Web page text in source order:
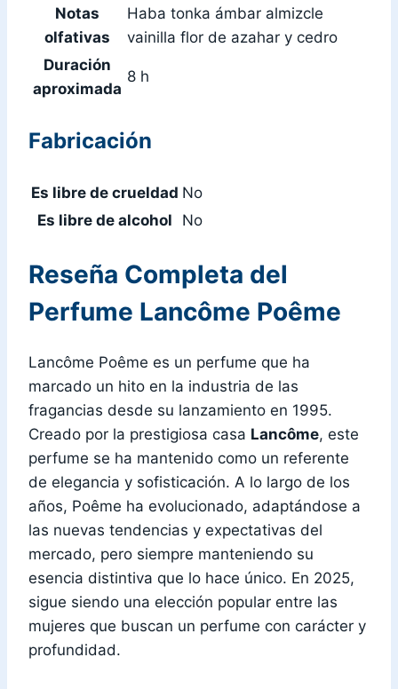
Notas
olfativas
Haba tonka ámbar almizcle
vainilla flor de azahar y cedro
Duración
aproximada
8 h
Fabricación
Es libre de crueldad No
Es libre de alcohol
No
Reseña Completa del
Perfume Lancôme Poême
Lancôme Poême es un perfume que ha
marcado un hito en la industria de las
fragancias desde su lanzamiento en 1995.
Creado por la prestigiosa casa Lancôme, este
perfume se ha mantenido como un referente
de elegancia y sofisticación. A lo largo de los
años, Poême ha evolucionado, adaptándose a
las nuevas tendencias y expectativas del
mercado, pero siempre manteniendo su
esencia distintiva que lo hace único. En 2025,
sigue siendo una elección popular entre las
mujeres que buscan un perfume con carácter y
profundidad.